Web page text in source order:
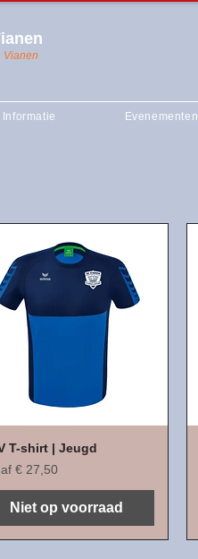
Vianen
Informatie Evenementen
T-shirt | Jeugd
€ 27,50
Niet op voorraad